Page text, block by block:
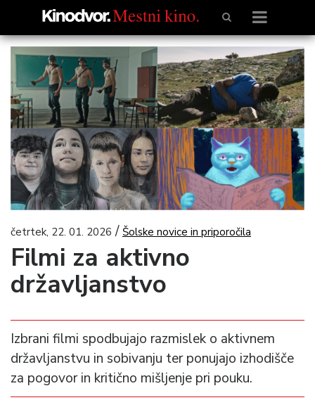
četrtek, 22. 01. 2026 / Šolske novice in priporočila
Filmi za aktivno
državljanstvo
Izbrani filmi spodbujajo razmislek o aktivnem
državljanstvu in sobivanju ter ponujajo izhodišče
za pogovor in kritično mišljenje pri pouku.